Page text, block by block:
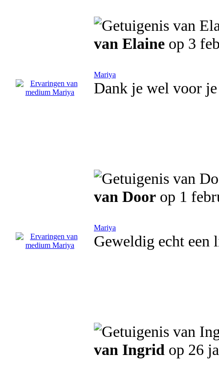
van Elaine op 3
Mariya
Dank je wel voor
van Door op 1
Mariya
Geweldig echt
van Ingrid op 26